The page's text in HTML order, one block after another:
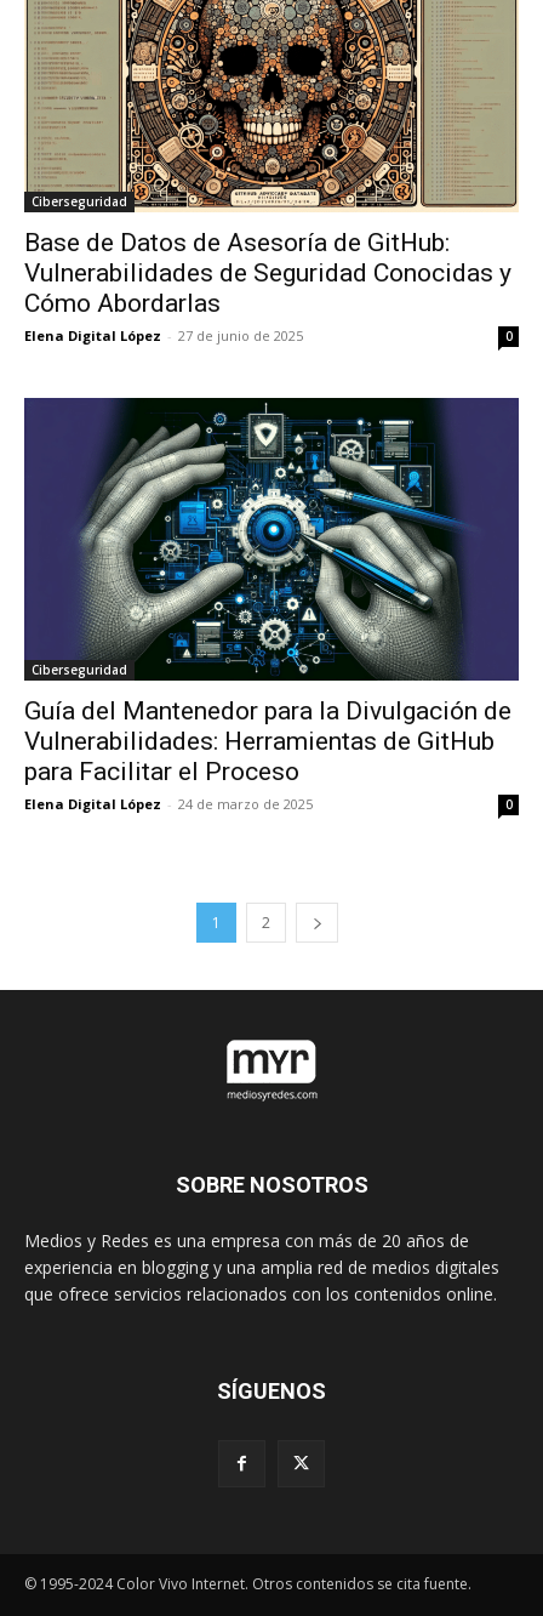
Ciberseguridad
Base de Datos de Asesoría de GitHub:
Vulnerabilidades de Seguridad Conocidas y
Cómo Abordarlas
Elena Digital López - 27 de junio de 2025 0
Ciberseguridad
Guía del Mantenedor para la Divulgación de
Vulnerabilidades: Herramientas de GitHub
para Facilitar el Proceso
Elena Digital López - 24 de marzo de 2025 0
1 2
SOBRE NOSOTROS
Medios y Redes es una empresa con más de 20 años de
experiencia en blogging y una amplia red de medios digitales
que ofrece servicios relacionados con los contenidos online.
SÍGUENOS
© 1995-2024 Color Vivo Internet. Otros contenidos se cita fuente.